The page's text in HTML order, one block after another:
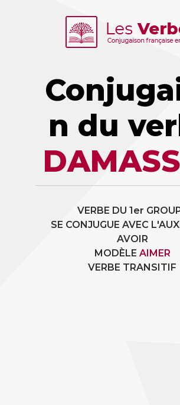
n du
VERBE DU 1er
SE CONJUGUE AVEC
AVOIR
MODÈLE AIMER
VERBE TRANSITIF